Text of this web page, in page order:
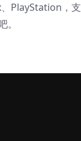
PlayStation，